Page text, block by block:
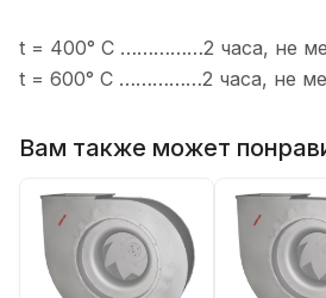
t = 400° C ……………2 часа, не
t = 600° C ……………2 часа, не
Вам также может